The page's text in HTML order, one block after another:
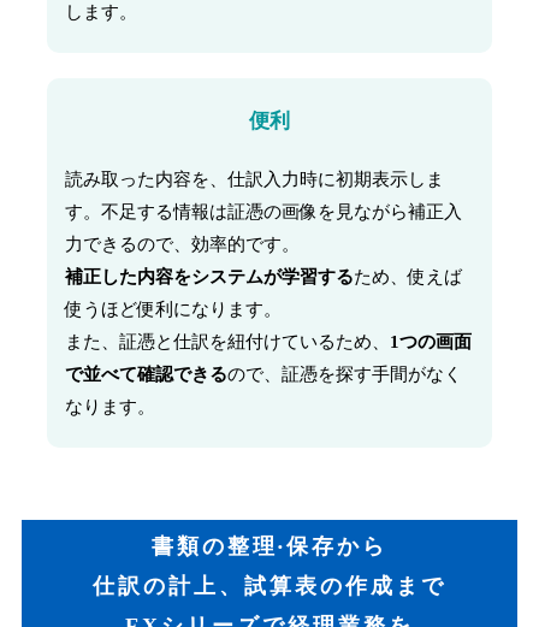
します。
便利
読み取った内容を、仕訳⼊⼒時に初期表⽰しま
す。不⾜する情報は証憑の画像を⾒ながら補正⼊
⼒できるので、効率的です。
補正した内容をシステムが学習するため、使えば
使うほど便利になります。
また、証憑と仕訳を紐付けているため、 1つの画⾯
で並べて確認できるので、証憑を探す手間がなく
なります。
書類の整理‧保存から
仕訳の計上、試算表の作成まで